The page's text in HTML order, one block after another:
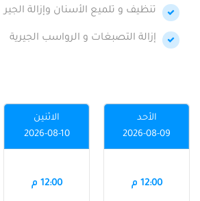
تنظيف و تلميع الأسنان وإزالة الجير
إزالة التصبغات و الرواسب الجيرية
الأحد
2026-08-09
12:00 م
الاثنين
2026-08-10
12:00 م